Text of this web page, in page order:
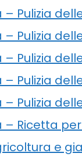
– Pulizia
– Pulizia
– Pulizia
– Pulizia
– Pulizia
– Ricetta
e